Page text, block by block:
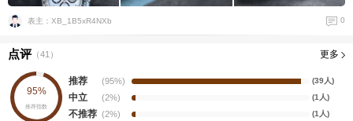
表主：XB_1B5xR4NXb 0
点评（41 ） 更多
95%
推荐指数
推荐 (95%) (39人)
中立 (2%) (1人)
不推荐 (2%) (1人)